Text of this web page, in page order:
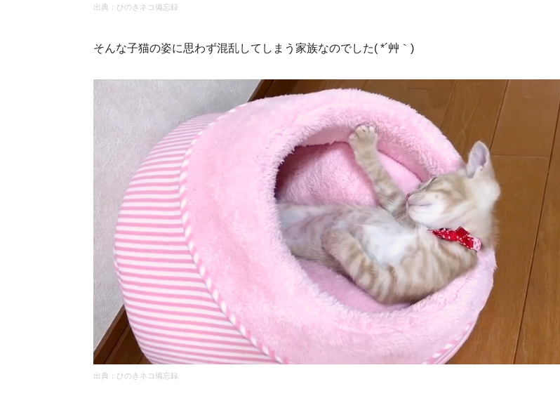
出典： ひのきネコ備忘録
そんな子猫の姿に思わず混乱してしまう家族なのでした( *´艸｀)
出典：ひのきネコ備忘録